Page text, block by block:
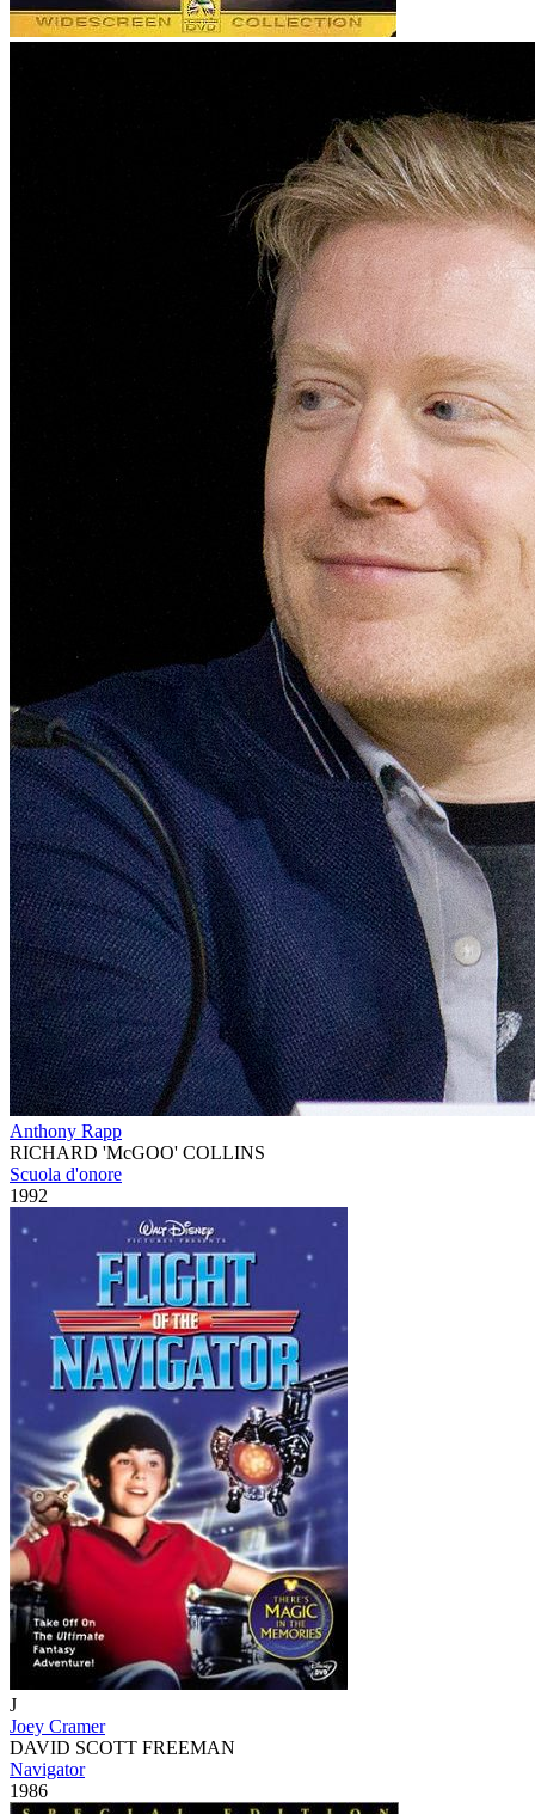
Anthony Rapp
RICHARD 'McGOO' COLLINS
Scuola d'onore
1992
J
Joey Cramer
DAVID SCOTT FREEMAN
Navigator
1986